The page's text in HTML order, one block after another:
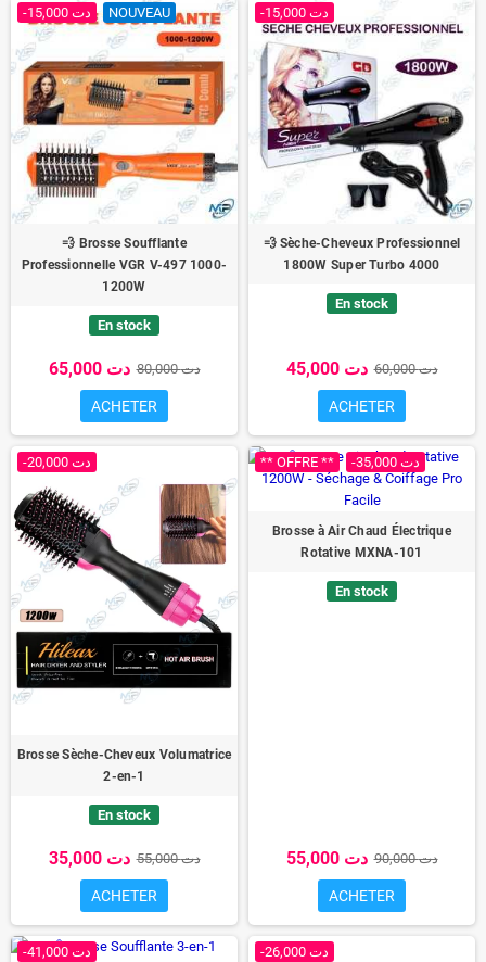
-15,000 دت NOUVEAU
💨 Brosse Soufflante
Professionnelle VGR V-497 1000-
1200W
En stock
65,000 دت 80,000 دت
ACHETER
-15,000 دت
💨 Sèche-Cheveux Professionnel
1800W Super Turbo 4000
En stock
45,000 دت 60,000 دت
ACHETER
-20,000 دت
Brosse Sèche-Cheveux Volumatrice
2-en-1
En stock
35,000 دت 55,000 دت
ACHETER
** OFFRE ** -35,000 دت
Brosse à Air Chaud Électrique
Rotative MXNA-101
En stock
55,000 دت 90,000 دت
ACHETER
-41,000 دت -26,000 دت